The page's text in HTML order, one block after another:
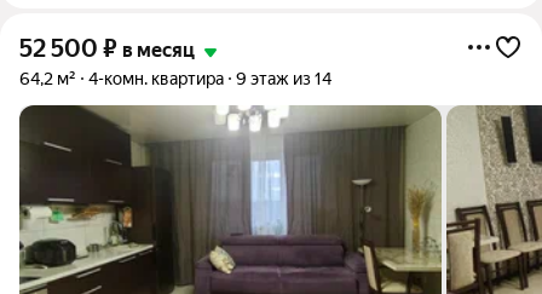
52 500 ₽ в месяц
64,2 м² 4-комн. квартира 9 этаж из 14